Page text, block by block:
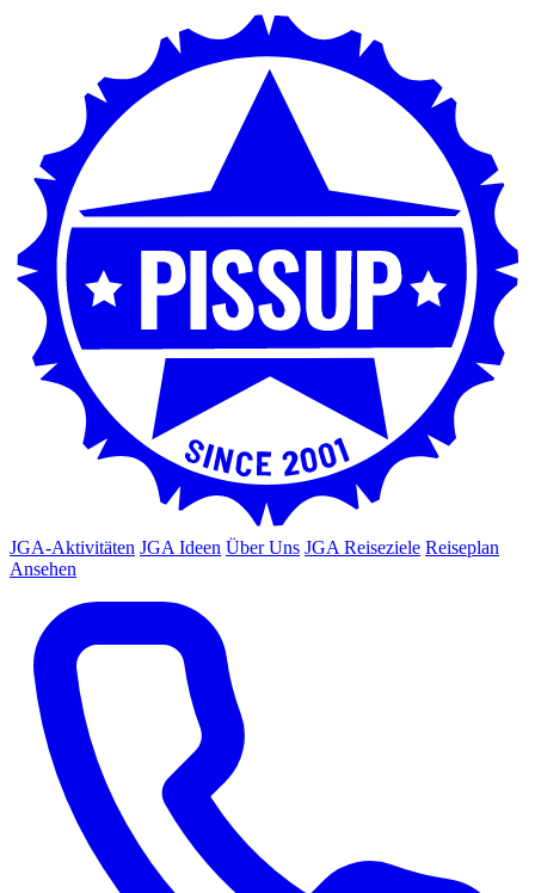
JGA-Aktivitäten JGA Ideen Über Uns JGA Reiseziele Reiseplan
Ansehen